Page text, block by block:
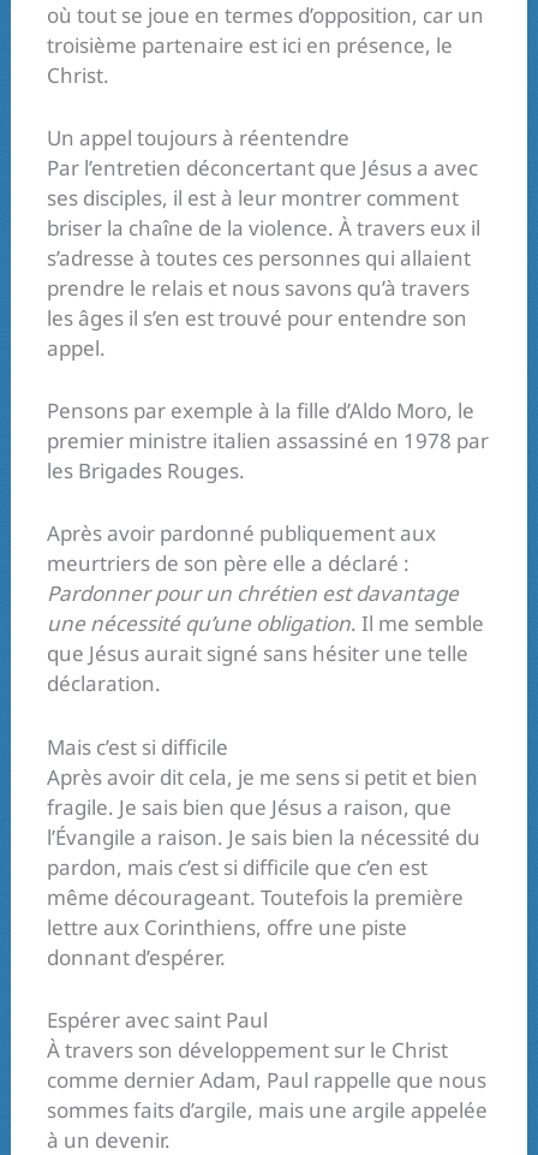
où tout se joue en termes d’opposition, car un
troisième partenaire est ici en présence, le
Christ.
Un appel toujours à réentendre
Par l’entretien déconcertant que Jésus a avec
ses disciples, il est à leur montrer comment
briser la chaîne de la violence. À travers eux il
s’adresse à toutes ces personnes qui allaient
prendre le relais et nous savons qu’à travers
les âges il s’en est trouvé pour entendre son
appel.
Pensons par exemple à la fille d’Aldo Moro, le
premier ministre italien assassiné en 1978 par
les Brigades Rouges.
Après avoir pardonné publiquement aux
meurtriers de son père elle a déclaré :
Pardonner pour un chrétien est davantage
une nécessité qu’une obligation. Il me semble
que Jésus aurait signé sans hésiter une telle
déclaration.
Mais c’est si difficile
Après avoir dit cela, je me sens si petit et bien
fragile. Je sais bien que Jésus a raison, que
l’Évangile a raison. Je sais bien la nécessité du
pardon, mais c’est si difficile que c’en est
même décourageant. Toutefois la première
lettre aux Corinthiens, offre une piste
donnant d’espérer.
Espérer avec saint Paul
À travers son développement sur le Christ
comme dernier Adam, Paul rappelle que nous
sommes faits d’argile, mais une argile appelée
à un devenir.